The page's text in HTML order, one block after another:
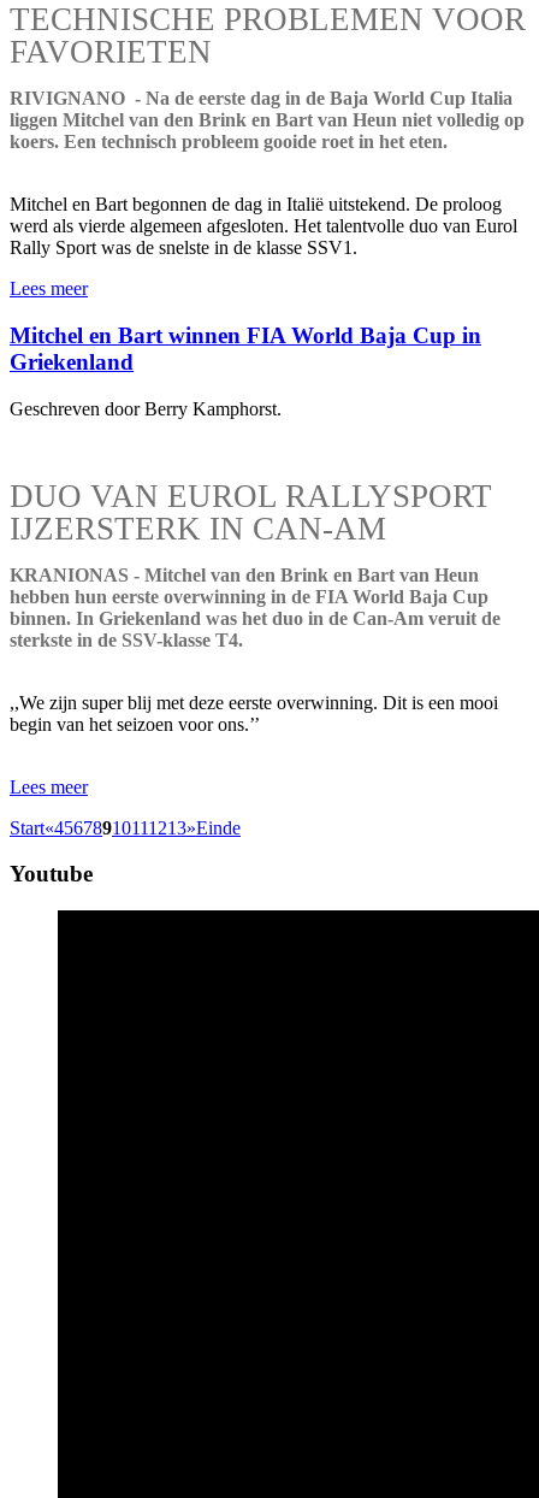
TECHNISCHE PROBLEMEN VOOR
FAVORIETEN
RIVIGNANO - Na de eerste dag in de Baja World Cup Italia
liggen Mitchel van den Brink en Bart van Heun niet volledig op
koers. Een technisch probleem gooide roet in het eten.
Mitchel en Bart begonnen de dag in Italië uitstekend. De proloog
werd als vierde algemeen afgesloten. Het talentvolle duo van Eurol
Rally Sport was de snelste in de klasse SSV1.
Lees meer
Mitchel en Bart winnen FIA World Baja Cup in
Griekenland
Geschreven door Berry Kamphorst.
DUO VAN EUROL RALLYSPORT
IJZERSTERK IN CAN-AM
KRANIONAS - Mitchel van den Brink en Bart van Heun
hebben hun eerste overwinning in de FIA World Baja Cup
binnen. In Griekenland was het duo in de Can-Am veruit de
sterkste in de SSV-klasse T4.
,,We zijn super blij met deze eerste overwinning. Dit is een mooi
begin van het seizoen voor ons.’’
Lees meer
Start«45678910111213»Einde
Youtube